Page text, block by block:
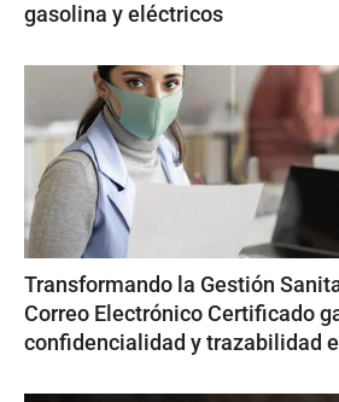
gasolina y eléctricos
Transformando la Gestión
Correo Electrónico Certificado
confidencialidad y trazabilidad